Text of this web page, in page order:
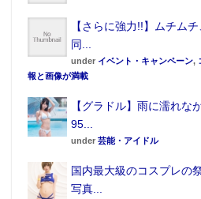
【さらに強力!!】ムチム
同...
under イベント・キャンペーン,
報と画像が満載
【グラドル】雨に濡れな
95...
under 芸能・アイドル
国内最大級のコスプレの
写真...